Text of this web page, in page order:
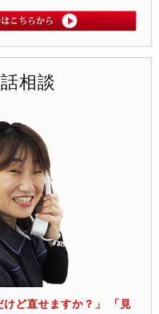
相談
けど直せますか？」 「見